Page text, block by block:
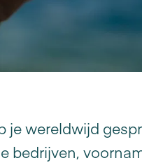
je wereldwijd
bedrijven,